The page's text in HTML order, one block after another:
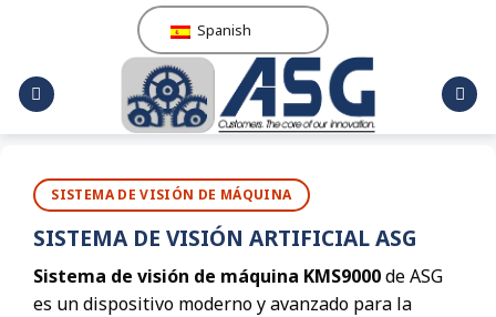
Spanish
SISTEMA DE VISIÓN DE MÁQUINA
SISTEMA DE VISIÓN ARTIFICIAL ASG
Sistema de visión de máquina KMS9000de ASG
es un dispositivo moderno y avanzado para la